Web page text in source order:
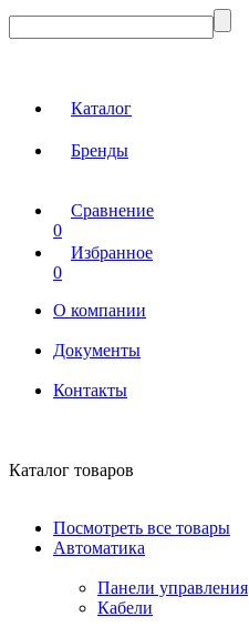
Каталог
Бренды
Сравнение
0
Избранное
0
О компании
Документы
Контакты
Каталог товаров
Посмотреть все товары
Автоматика
Панели управления
Кабели